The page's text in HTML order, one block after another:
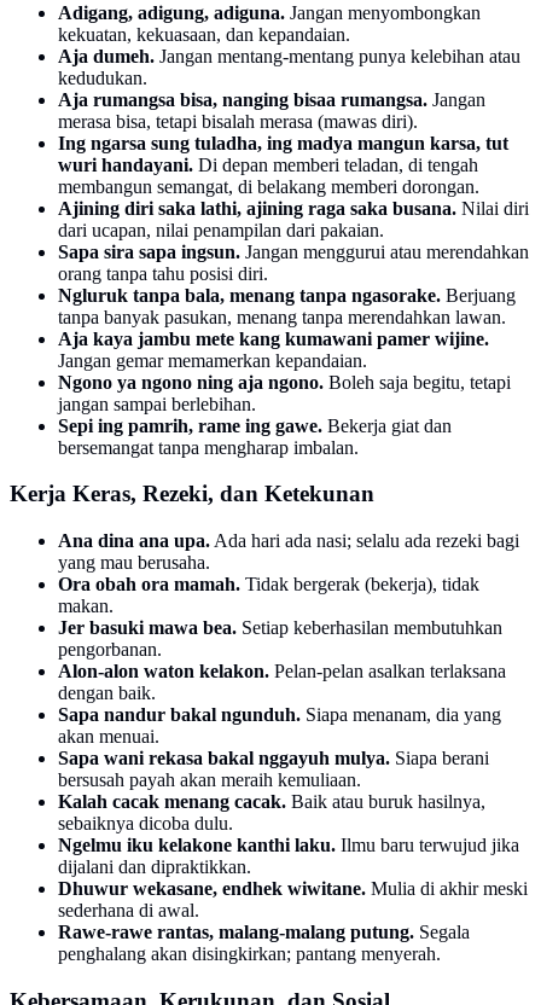
Adigang, adigung, adiguna. Jangan menyombongkan
kekuatan, kekuasaan, dan kepandaian.
Aja dumeh. Jangan mentang-mentang punya kelebihan atau
kedudukan.
Aja rumangsa bisa, nanging bisaa rumangsa. Jangan
merasa bisa, tetapi bisalah merasa (mawas diri).
Ing ngarsa sung tuladha, ing madya mangun karsa, tut
wuri handayani. Di depan memberi teladan, di tengah
membangun semangat, di belakang memberi dorongan.
Ajining diri saka lathi, ajining raga saka busana. Nilai diri
dari ucapan, nilai penampilan dari pakaian.
Sapa sira sapa ingsun. Jangan menggurui atau merendahkan
orang tanpa tahu posisi diri.
Ngluruk tanpa bala, menang tanpa ngasorake. Berjuang
tanpa banyak pasukan, menang tanpa merendahkan lawan.
Aja kaya jambu mete kang kumawani pamer wijine.
Jangan gemar memamerkan kepandaian.
Ngono ya ngono ning aja ngono. Boleh saja begitu, tetapi
jangan sampai berlebihan.
Sepi ing pamrih, rame ing gawe. Bekerja giat dan
bersemangat tanpa mengharap imbalan.
Kerja Keras, Rezeki, dan Ketekunan
Ana dina ana upa. Ada hari ada nasi; selalu ada rezeki bagi
yang mau berusaha.
Ora obah ora mamah. Tidak bergerak (bekerja), tidak
makan.
Jer basuki mawa bea. Setiap keberhasilan membutuhkan
pengorbanan.
Alon-alon waton kelakon. Pelan-pelan asalkan terlaksana
dengan baik.
Sapa nandur bakal ngunduh. Siapa menanam, dia yang
akan menuai.
Sapa wani rekasa bakal nggayuh mulya. Siapa berani
bersusah payah akan meraih kemuliaan.
Kalah cacak menang cacak. Baik atau buruk hasilnya,
sebaiknya dicoba dulu.
Ngelmu iku kelakone kanthi laku. Ilmu baru terwujud jika
dijalani dan dipraktikkan.
Dhuwur wekasane, endhek wiwitane. Mulia di akhir meski
sederhana di awal.
Rawe-rawe rantas, malang-malang putung. Segala
penghalang akan disingkirkan; pantang menyerah.